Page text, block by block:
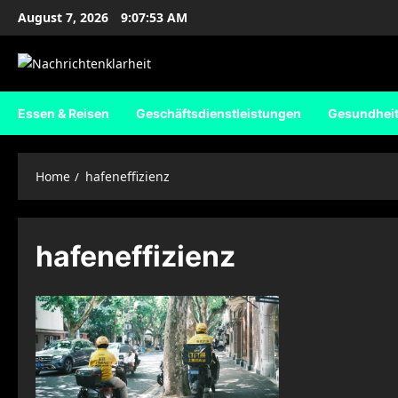
Skip
content
August 7, 2026 9:07:53 AM
Essen & Reisen Geschäftsdienstleistungen Gesundheit
Home hafeneffizienz
hafeneffizienz